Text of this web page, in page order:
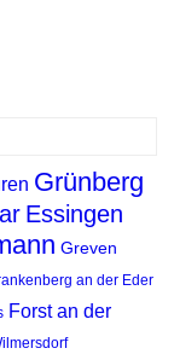
Grünberg
Essingen
Greven
an der Eder
Forst an der